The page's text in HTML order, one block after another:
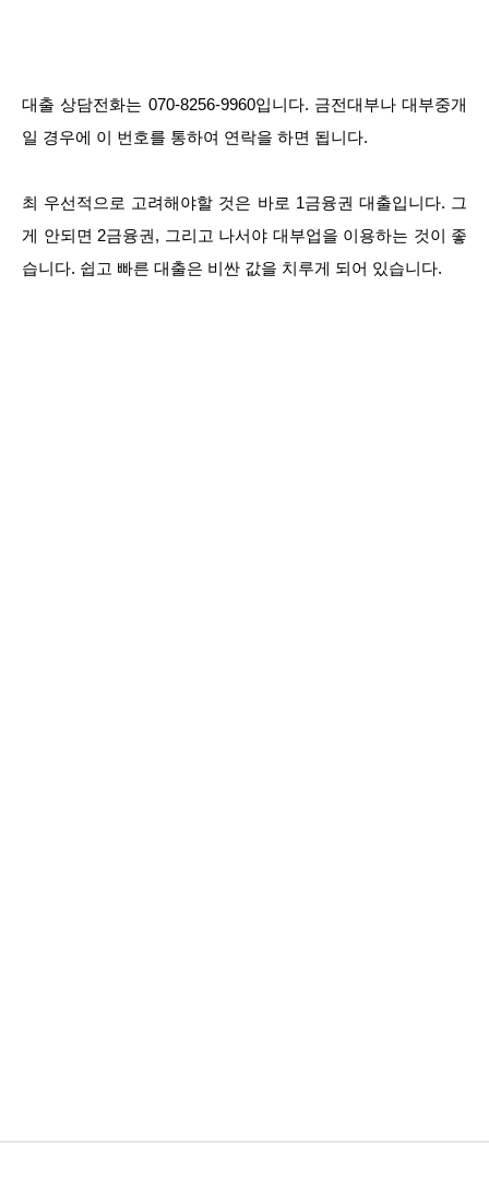
대출 상담전화는 070-8256-9960입니다. 금전대부나 대부중개
일 경우에 이 번호를 통하여 연락을 하면 됩니다.
최 우선적으로 고려해야할 것은 바로 1금융권 대출입니다. 그
게 안되면 2금융권, 그리고 나서야 대부업을 이용하는 것이 좋
습니다. 쉽고 빠른 대출은 비싼 값을 치루게 되어 있습니다.